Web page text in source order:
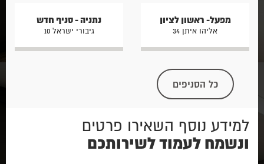
מפעל- ראשון לציון
אליהו איתן 34
נתניה - סניף חדש
גיבורי ישראל 10
כל הסניפים
למידע נוסף השאירו פרטים
ונשמח לעמוד לשירותכם